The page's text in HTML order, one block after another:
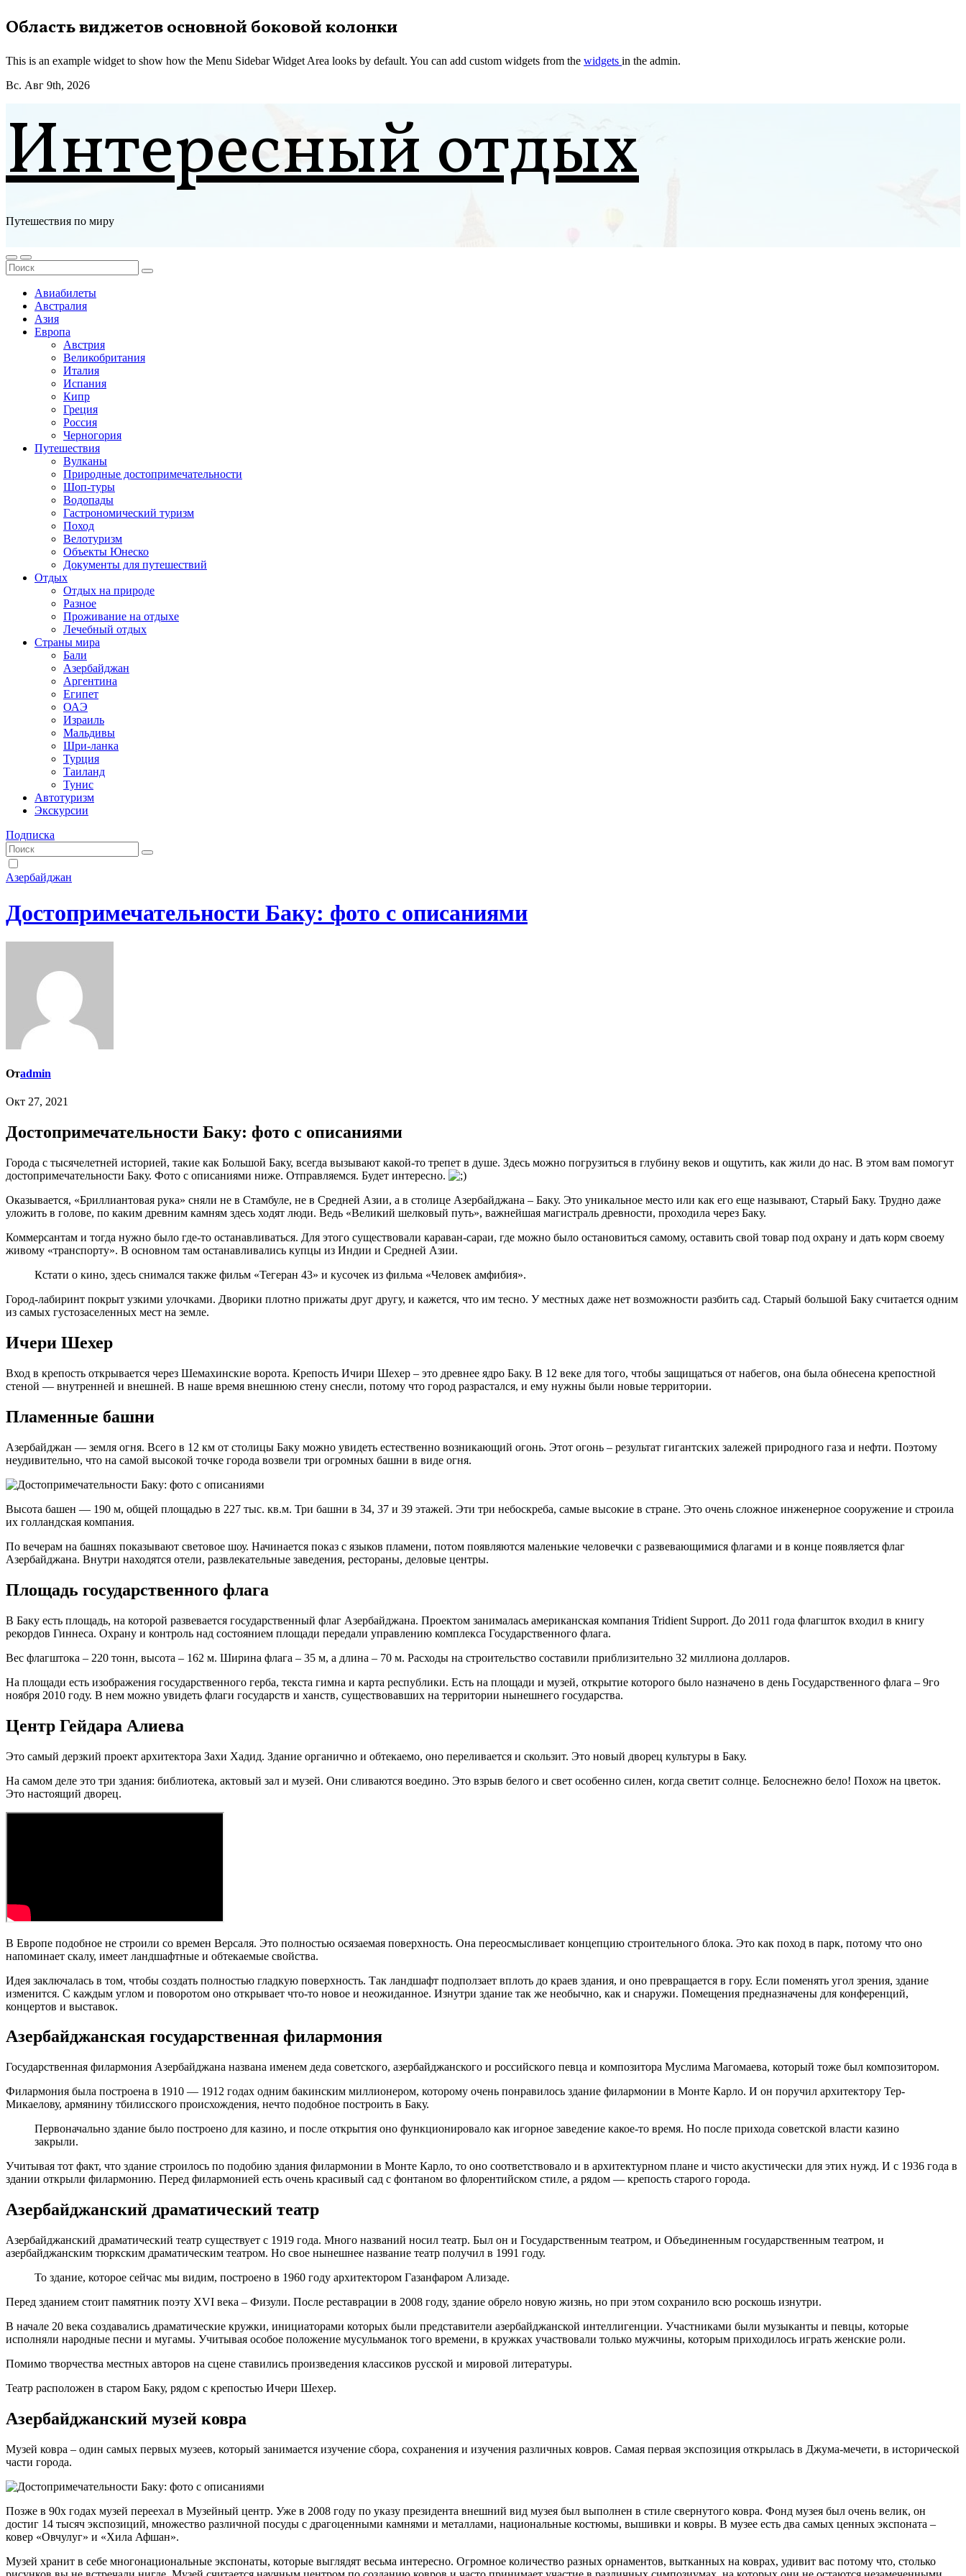
Перейти
к
Область виджетов основной боковой колонки
This is an example widget to show how the Menu Sidebar Widget Area looks by default. You can add custom widgets from the widgets in the admin.
Вс. Авг 9th, 2026
Интересный отдых
Путешествия по миру
Авиабилеты
Австралия
Азия
Европа
Австрия
Великобритания
Италия
Испания
Кипр
Греция
Россия
Черногория
Путешествия
Вулканы
Природные достопримечательности
Шоп-туры
Водопады
Гастрономический туризм
Поход
Велотуризм
Объекты Юнеско
Документы для путешествий
Отдых
Отдых на природе
Разное
Проживание на отдыхе
Лечебный отдых
Страны мира
Бали
Азербайджан
Аргентина
Египет
ОАЭ
Израиль
Мальдивы
Шри-ланка
Турция
Таиланд
Тунис
Автотуризм
Экскурсии
Подписка
Азербайджан
Достопримечательности Баку: фото с описаниями
Отadmin
Окт 27, 2021
Достопримечательности Баку: фото с описаниями
Города с тысячелетней историей, такие как Большой Баку, всегда вызывают какой-то трепет в душе. Здесь можно погрузиться в глубину веков и ощутить, как жили до нас. В этом вам помогут
достопримечательности Баку. Фото с описаниями ниже. Отправляемся. Будет интересно.
Оказывается, «Бриллиантовая рука» сняли не в Стамбуле, не в Средней Азии, а в столице Азербайджана – Баку. Это уникальное место или как его еще называют, Старый Баку. Трудно даже
уложить в голове, по каким древним камням здесь ходят люди. Ведь «Великий шелковый путь», важнейшая магистраль древности, проходила через Баку.
Коммерсантам и тогда нужно было где-то останавливаться. Для этого существовали караван-сараи, где можно было остановиться самому, оставить свой товар под охрану и дать корм своему
живому «транспорту». В основном там останавливались купцы из Индии и Средней Азии.
Кстати о кино, здесь снимался также фильм «Тегеран 43» и кусочек из фильма «Человек амфибия».
Город-лабиринт покрыт узкими улочками. Дворики плотно прижаты друг другу, и кажется, что им тесно. У местных даже нет возможности разбить сад. Старый большой Баку считается одним
из самых густозаселенных мест на земле.
Ичери Шехер
Вход в крепость открывается через Шемахинские ворота. Крепость Ичири Шехер – это древнее ядро Баку. В 12 веке для того, чтобы защищаться от набегов, она была обнесена крепостной
стеной — внутренней и внешней. В наше время внешнюю стену снесли, потому что город разрастался, и ему нужны были новые территории.
Пламенные башни
Азербайджан — земля огня. Всего в 12 км от столицы Баку можно увидеть естественно возникающий огонь. Этот огонь – результат гигантских залежей природного газа и нефти. Поэтому
неудивительно, что на самой высокой точке города возвели три огромных башни в виде огня.
Высота башен — 190 м, общей площадью в 227 тыс. кв.м. Три башни в 34, 37 и 39 этажей. Эти три небоскреба, самые высокие в стране. Это очень сложное инженерное сооружение и строила
их голландская компания.
По вечерам на башнях показывают световое шоу. Начинается показ с языков пламени, потом появляются маленькие человечки с развевающимися флагами и в конце появляется флаг
Азербайджана. Внутри находятся отели, развлекательные заведения, рестораны, деловые центры.
Площадь государственного флага
В Баку есть площадь, на которой развевается государственный флаг Азербайджана. Проектом занималась американская компания Tridient Support. До 2011 года флагшток входил в книгу
рекордов Гиннеса. Охрану и контроль над состоянием площади передали управлению комплекса Государственного флага.
Вес флагштока – 220 тонн, высота – 162 м. Ширина флага – 35 м, а длина – 70 м. Расходы на строительство составили приблизительно 32 миллиона долларов.
На площади есть изображения государственного герба, текста гимна и карта республики. Есть на площади и музей, открытие которого было назначено в день Государственного флага – 9го
ноября 2010 году. В нем можно увидеть флаги государств и ханств, существовавших на территории нынешнего государства.
Центр Гейдара Алиева
Это самый дерзкий проект архитектора Захи Хадид. Здание органично и обтекаемо, оно переливается и скользит. Это новый дворец культуры в Баку.
На самом деле это три здания: библиотека, актовый зал и музей. Они сливаются воедино. Это взрыв белого и свет особенно силен, когда светит солнце. Белоснежно бело! Похож на цветок.
Это настоящий дворец.
В Европе подобное не строили со времен Версаля. Это полностью осязаемая поверхность. Она переосмысливает концепцию строительного блока. Это как поход в парк, потому что оно
напоминает скалу, имеет ландшафтные и обтекаемые свойства.
Идея заключалась в том, чтобы создать полностью гладкую поверхность. Так ландшафт подползает вплоть до краев здания, и оно превращается в гору. Если поменять угол зрения, здание
изменится. С каждым углом и поворотом оно открывает что-то новое и неожиданное. Изнутри здание так же необычно, как и снаружи. Помещения предназначены для конференций,
концертов и выставок.
Азербайджанская государственная филармония
Государственная филармония Азербайджана названа именем деда советского, азербайджанского и российского певца и композитора Муслима Магомаева, который тоже был композитором.
Филармония была построена в 1910 — 1912 годах одним бакинским миллионером, которому очень понравилось здание филармонии в Монте Карло. И он поручил архитектору Тер-
Микаелову, армянину тбилисского происхождения, нечто подобное построить в Баку.
Первоначально здание было построено для казино, и после открытия оно функционировало как игорное заведение какое-то время. Но после прихода советской власти казино
закрыли.
Учитывая тот факт, что здание строилось по подобию здания филармонии в Монте Карло, то оно соответствовало и в архитектурном плане и чисто акустически для этих нужд. И с 1936 года в
здании открыли филармонию. Перед филармонией есть очень красивый сад с фонтаном во флорентийском стиле, а рядом — крепость старого города.
Азербайджанский драматический театр
Азербайджанский драматический театр существует с 1919 года. Много названий носил театр. Был он и Государственным театром, и Объединенным государственным театром, и
азербайджанским тюркским драматическим театром. Но свое нынешнее название театр получил в 1991 году.
То здание, которое сейчас мы видим, построено в 1960 году архитектором Газанфаром Ализаде.
Перед зданием стоит памятник поэту XVI века – Физули. После реставрации в 2008 году, здание обрело новую жизнь, но при этом сохранило всю роскошь изнутри.
В начале 20 века создавались драматические кружки, инициаторами которых были представители азербайджанской интеллигенции. Участниками были музыканты и певцы, которые
исполняли народные песни и мугамы. Учитывая особое положение мусульманок того времени, в кружках участвовали только мужчины, которым приходилось играть женские роли.
Помимо творчества местных авторов на сцене ставились произведения классиков русской и мировой литературы.
Театр расположен в старом Баку, рядом с крепостью Ичери Шехер.
Азербайджанский музей ковра
Музей ковра – один самых первых музеев, который занимается изучение сбора, сохранения и изучения различных ковров. Самая первая экспозиция открылась в Джума-мечети, в исторической
части города.
Позже в 90х годах музей переехал в Музейный центр. Уже в 2008 году по указу президента внешний вид музея был выполнен в стиле свернутого ковра. Фонд музея был очень велик, он
достиг 14 тысяч экспозиций, множество различной посуды с драгоценными камнями и металлами, национальные костюмы, вышивки и ковры. В музее есть два самых ценных экспоната –
ковер «Овчулуг» и «Хила Афшан».
Музей хранит в себе многонациональные экспонаты, которые выглядят весьма интересно. Огромное количество разных орнаментов, вытканных на коврах, удивит вас потому что, столько